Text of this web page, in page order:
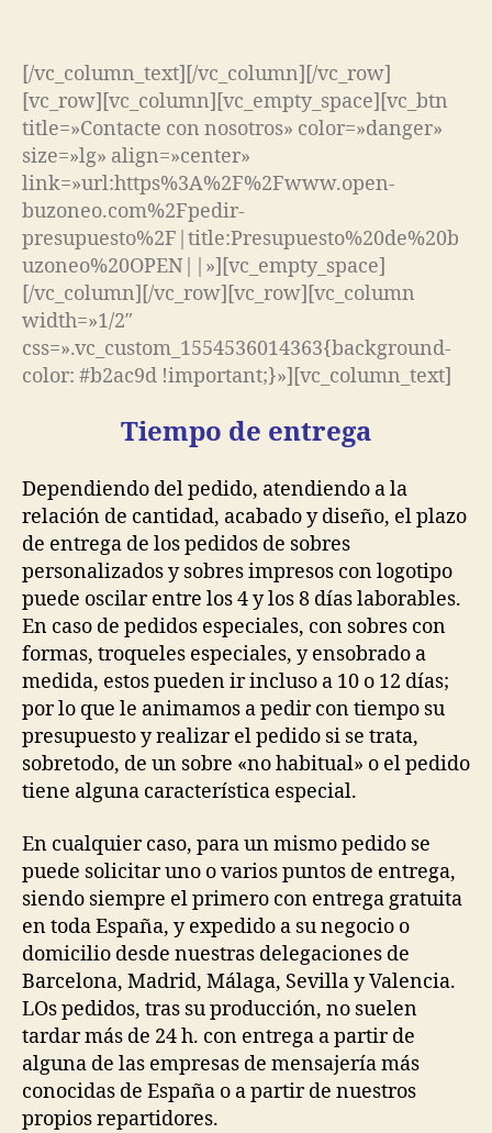
[/vc_column_text][/vc_column][/vc_row]
[vc_row][vc_column][vc_empty_space][vc_btn
title=»Contacte con nosotros» color=»danger»
size=»lg» align=»center»
link=»url:https%3A%2F%2Fwww.open-
buzoneo.com%2Fpedir-
presupuesto%2F|title:Presupuesto%20de%20b
uzoneo%20OPEN||»][vc_empty_space]
[/vc_column][/vc_row][vc_row][vc_column
width=»1/2″
css=».vc_custom_1554536014363{background-
color: #b2ac9d !important;}»][vc_column_text]
Tiempo de entrega
Dependiendo del pedido, atendiendo a la
relación de cantidad, acabado y diseño, el plazo
de entrega de los pedidos de sobres
personalizados y sobres impresos con logotipo
puede oscilar entre los 4 y los 8 días laborables.
En caso de pedidos especiales, con sobres con
formas, troqueles especiales, y ensobrado a
medida, estos pueden ir incluso a 10 o 12 días;
por lo que le animamos a pedir con tiempo su
presupuesto y realizar el pedido si se trata,
sobretodo, de un sobre «no habitual» o el pedido
tiene alguna característica especial.
En cualquier caso, para un mismo pedido se
puede solicitar uno o varios puntos de entrega,
siendo siempre el primero con entrega gratuita
en toda España, y expedido a su negocio o
domicilio desde nuestras delegaciones de
Barcelona, Madrid, Málaga, Sevilla y Valencia.
LOs pedidos, tras su producción, no suelen
tardar más de 24 h. con entrega a partir de
alguna de las empresas de mensajería más
conocidas de España o a partir de nuestros
propios repartidores.